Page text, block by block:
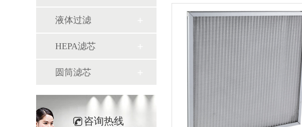
液体过滤
HEPA滤芯
圆筒滤芯
咨询热线